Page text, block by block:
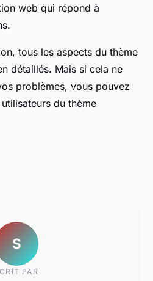
web qui répond à
tous les aspects du thème
détaillés. Mais si cela ne
problèmes, vous pouvez
du thème
S
PAR